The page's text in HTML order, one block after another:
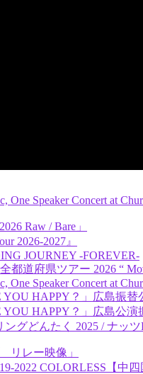
One Speaker Concert at
Raw / Bare」
2026-2027』
JOURNEY -FOREVER-
都道府県ツアー 2026 “
One Speaker Concert at
HAPPY？」広島振
YOU HAPPY？」広島公
ングどんたく 2025 / ナッ
リレー映像」
2022 COLORLESS【中四